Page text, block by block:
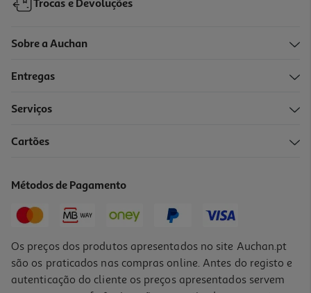
Trocas e Devoluções
Sobre a Auchan
Entregas
Serviços
Cartões
Métodos de Pagamento
Os preços dos produtos apresentados no site Auchan.pt
são os praticados nas compras online. Antes do registo e
autenticação do cliente os preços apresentados servem